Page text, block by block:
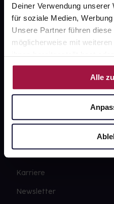
Deiner Verwendung
für soziale Medien,
Unsere Partner führen
möglicherweise mit
ihnen bereitgestellt hast
Nutzung der Dienste
Alle
Fragen zu Deiner
Kontakt
FAQ
Karriere
Newsletter